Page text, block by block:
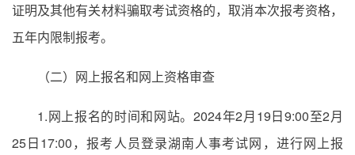
证明及其他有关材料骗取考试资格的，取消本次报考资格，
五年内限制报考。
（二）网上报名和网上资格审查
1.网上报名的时间和网站。2024年2月19日9:00至2月
25日17:00，报考人员登录湖南人事考试网，进行网上报